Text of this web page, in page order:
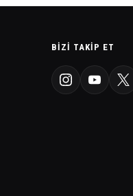
BIZI TAKIP ET